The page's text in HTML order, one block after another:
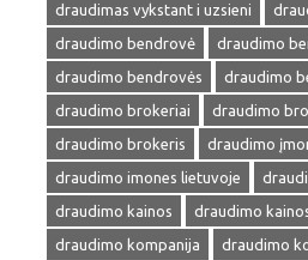
draudimas vykstant i uzsieni
draudimo bendrovė
draudimo
draudimo bendrovės
draudimo
draudimo brokeriai
draudimo
draudimo brokeris
draudimo
draudimo imones lietuvoje
draudimo kainos
draudimo
draudimo kompanija
draudimo